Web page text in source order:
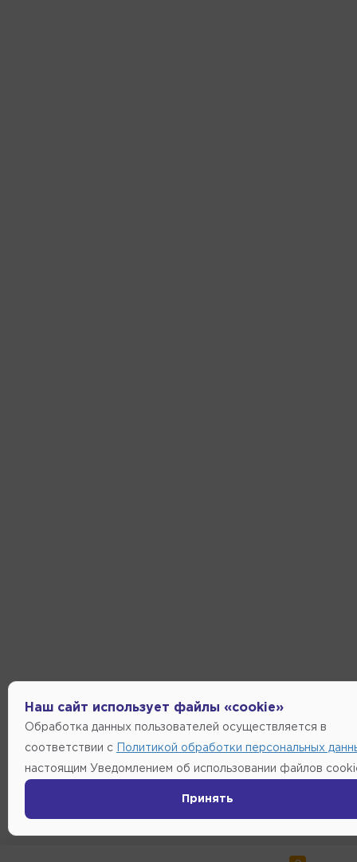
Наш сайт использует файлы «cookie»
Обработка данных пользователей осуществляется в
соответствии с Политикой обработки персональных
настоящим Уведомлением об использовании файлов
Принять